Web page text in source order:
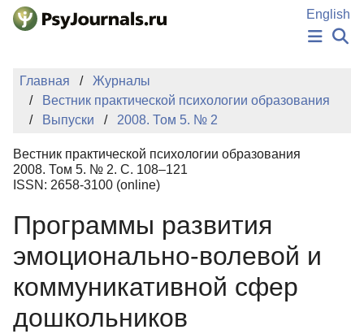
Перейти к основному содержанию
English
НОВОСТИ
ИЗДАНИЯ
АВТОРЫ
БАЗА ЗНАНИЙ
КЛЮЧЕВЫЕ СЛОВА
Регистрация
Главная
Журналы
Вестник практической психологии образования
Выпуски
2008. Том 5. № 2
Вестник практической психологии образования
2008. Том 5. № 2. С. 108–121
ISSN: 2658-3100 (online)
Программы развития
эмоционально-волевой и
коммуникативной сфер
дошкольников